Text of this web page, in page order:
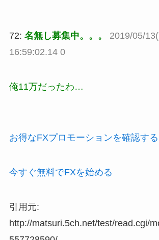
72: 名無し募集中。。。
2019/05/
16:59:02.14 0
俺11万だったわ…
お得なFXプロモーションを確認する
今すぐ無料でFXを始める
引用元:
http://matsuri.5ch.net/test/read.cgi/